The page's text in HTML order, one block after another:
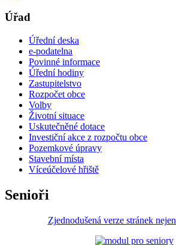
Úřad
Úřední deska
e-podatelna
Povinné informace
Úřední hodiny
Zastupitelstvo
Rozpočet obce
Volby
Životní situace
Uskutečněné dotace
Investiční akce z rozpočtu obce
Pozemkové úpravy
Stavební místa
Víceúčelové hřiště
Senioři
Zjednodušená verze stránek